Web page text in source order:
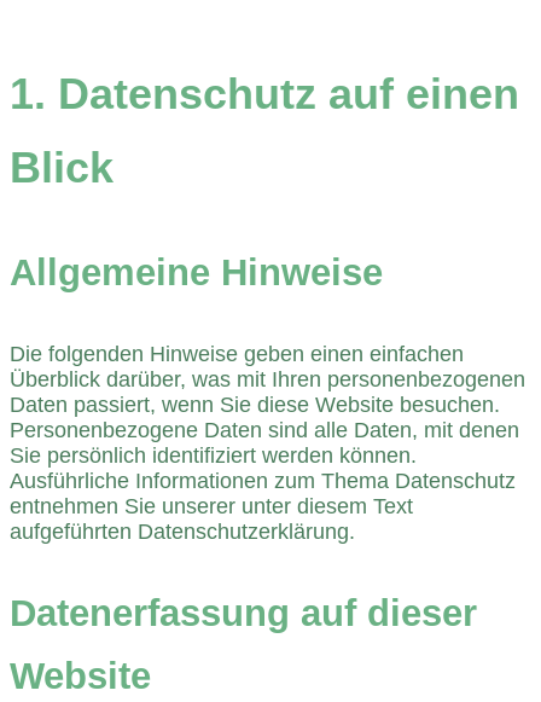
1. Datenschutz auf einen
Blick
Allgemeine Hinweise
Die folgenden Hinweise geben einen einfachen
Überblick darüber, was mit Ihren personenbezogenen
Daten passiert, wenn Sie diese Website besuchen.
Personenbezogene Daten sind alle Daten, mit denen
Sie persönlich identifiziert werden können.
Ausführliche Informationen zum Thema Datenschutz
entnehmen Sie unserer unter diesem Text
aufgeführten Datenschutzerklärung.
Datenerfassung auf dieser
Website